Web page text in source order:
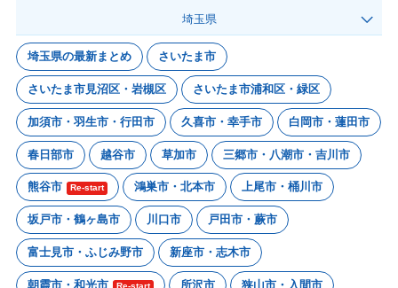
埼玉県
埼玉県の最新まとめ さいたま市
さいたま市見沼区・岩槻区 さいたま市浦和区・緑区
加須市・羽生市・行田市 久喜市・幸手市 白岡市・蓮田市
春日部市 越谷市 草加市 三郷市・八潮市・吉川市
熊谷市 Re-start 鴻巣市・北本市 上尾市・桶川市
坂戸市・鶴ヶ島市 川口市 戸田市・蕨市
富士見市・ふじみ野市 新座市・志木市
朝霞市・和光市 Re-start 所沢市 狭山市・入間市